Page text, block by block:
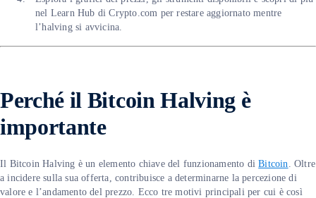
nel Learn Hub di Crypto.com per restare aggiornato mentre
l’halving si avvicina.
Perché il Bitcoin Halving è
importante
Il Bitcoin Halving è un elemento chiave del funzionamento diBitcoin. Oltre
a incidere sulla sua offerta, contribuisce a determinarne la percezione di
valore e l’andamento del prezzo. Ecco tre motivi principali per cui è così